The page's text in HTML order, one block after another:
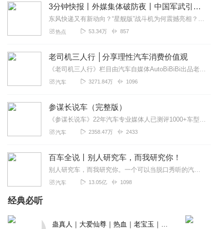
3分钟快报丨外媒集体破防夜丨中国军武引爆五大头条
东风快递又有新动向？“星舰版”战斗机为何震撼亮相？中国首艘无人潜艇母舰究竟有多强？量子通信、激光武器、电磁炮，这些曾经只存在于科幻小说中的技术，如今中国真的实现...
热点 53.34万 857
老司机三人行 │分享理性汽车消费价值观
《老司机三人行》栏目由汽车自媒体AutoBiBiBi出品老司机三人行三人行必有老司机节目通过用户视角讨论买车用车养车的话题旨在分享理性的汽车消费价值观想加...
汽车 3271.84万 1096
参谋长说车（完整版）
《参谋长说车》22年汽车专业媒体人已测评1000+车型，到访全球100+车企总部说真话的参谋长，也是懂车的参谋长2026年劝大家“非必要不买车，非必要不换车”关...
汽车 2358.47万 2433
百车全说丨别人研究车，而我研究你！
别人研究车，而我研究你。一个可以当脱口秀听的汽车电台。
汽车 13.05亿 1098
经典必听